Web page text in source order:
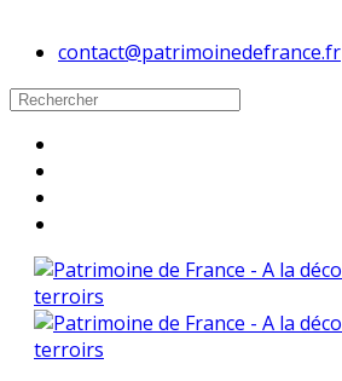
contact@patrimoinedefrance.fr